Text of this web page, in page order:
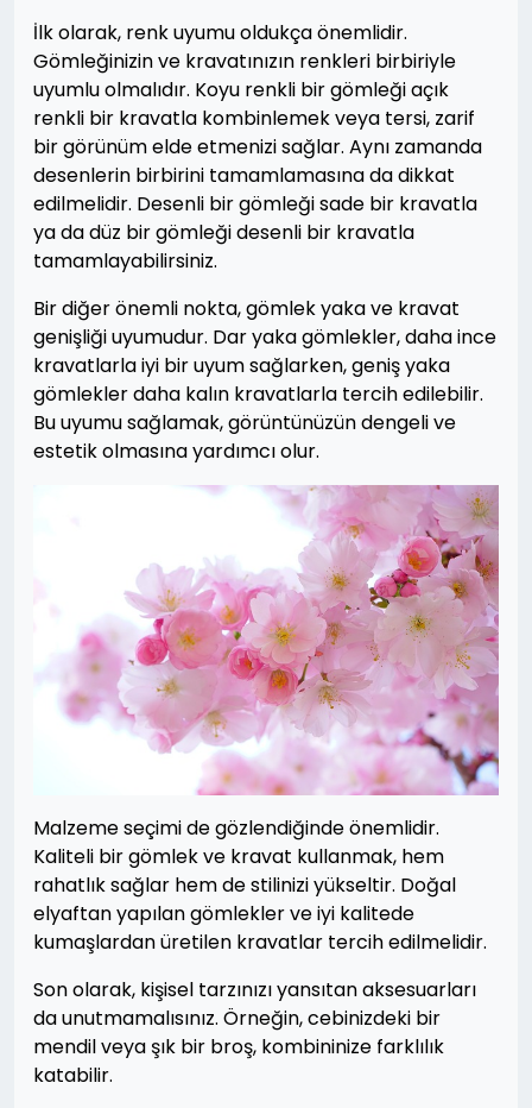
İlk olarak, renk uyumu oldukça önemlidir.
Gömleğinizin ve kravatınızın renkleri birbiriyle
uyumlu olmalıdır. Koyu renkli bir gömleği açık
renkli bir kravatla kombinlemek veya tersi, zarif
bir görünüm elde etmenizi sağlar. Aynı zamanda
desenlerin birbirini tamamlamasına da dikkat
edilmelidir. Desenli bir gömleği sade bir kravatla
ya da düz bir gömleği desenli bir kravatla
tamamlayabilirsiniz.
Bir diğer önemli nokta, gömlek yaka ve kravat
genişliği uyumudur. Dar yaka gömlekler, daha ince
kravatlarla iyi bir uyum sağlarken, geniş yaka
gömlekler daha kalın kravatlarla tercih edilebilir.
Bu uyumu sağlamak, görüntünüzün dengeli ve
estetik olmasına yardımcı olur.
Malzeme seçimi de gözlendiğinde önemlidir.
Kaliteli bir gömlek ve kravat kullanmak, hem
rahatlık sağlar hem de stilinizi yükseltir. Doğal
elyaftan yapılan gömlekler ve iyi kalitede
kumaşlardan üretilen kravatlar tercih edilmelidir.
Son olarak, kişisel tarzınızı yansıtan aksesuarları
da unutmamalısınız. Örneğin, cebinizdeki bir
mendil veya şık bir broş, kombininize farklılık
katabilir.